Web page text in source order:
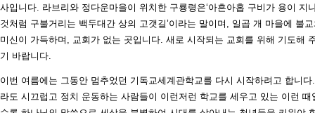
사입니다. 라브리와 정다운마을이 위치한 구룡령은‘아흔아홉 구비가 용이 지
것처럼 구불거리는 백두대간 상의 고갯길’이라는 말이며, 일곱 개 마을에 불
미신이 가득하며, 교회가 없는 곳입니다. 새로 시작되는 교회를 위해 기도해
기 바랍니다.
이번 여름에는 그동안 멈추었던 기독교세계관학교를 다시 시작하려고 합니다
라도 시끄럽고 정치 운동하는 사람들이 이런저런 학교를 세우고 있는 이런 때